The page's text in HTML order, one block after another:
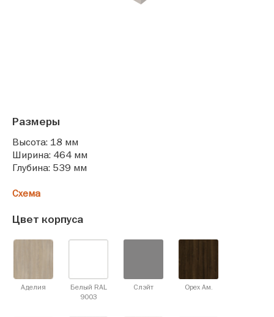
Размеры
Высота: 18 мм
Ширина: 464 мм
Глубина: 539 мм
Схема
Цвет корпуса
Аделия
Белый RAL
9003
Слэйт Орех Ам.